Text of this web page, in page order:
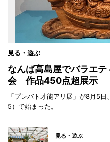
見る・遊ぶ
なんば高島屋でバラエ
会 作品450点超展示
「プレバト才能アリ展」が8月5
5）で始まった。
見る・遊ぶ